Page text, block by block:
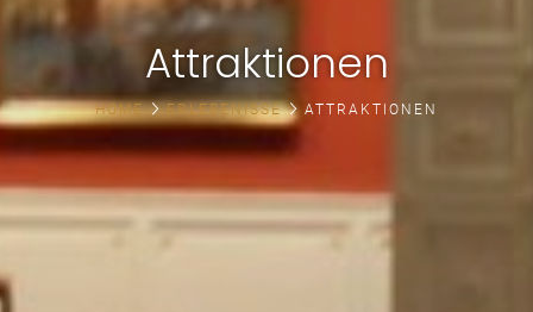
Attraktionen
HOME ERLEBENISSE ATTRAKTIONEN